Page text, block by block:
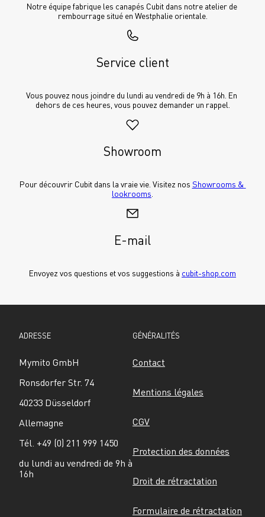
Notre équipe fabrique les canapés Cubit dans notre atelier de
rembourrage situé en Westphalie orientale.
Service client
Vous pouvez nous joindre du lundi au vendredi de 9h à 16h. En
dehors de ces heures, vous pouvez demander un rappel.
Showroom
Pour découvrir Cubit dans la vraie vie. Visitez nos Showrooms &
lookrooms
E-mail
Envoyez vos questions et vos suggestions à cubit-shop.com
ADRESSE
Mymito GmbH
Ronsdorfer Str. 74
40233 Düsseldorf
Allemagne
Tél. +49 (0) 211 999 1450
du lundi au vendredi de 9h à
16h
GÉNÉRALITÉS
Contact
Mentions légales
CGV
Protection des données
Droit de rétractation
Formulaire de rétractation